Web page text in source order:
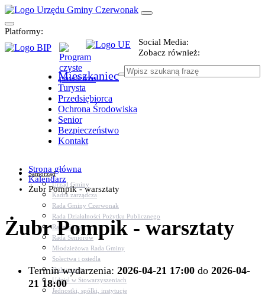
Platformy:
Social Media:
Zobacz również:
Mieszkaniec
Turysta
Przedsiębiorca
Ochrona Środowiska
Senior
Bezpieczeństwo
Kontakt
Samorząd
Urząd Gminy
Kadra zarządcza
Rada Gminy Czerwonak
Rada Działalności Pożytku Publicznego
Rada Sportu
Rada Seniorów
Młodzieżowa Rada Gminy
Sołectwa i osiedla
Dokumenty
Udział w Stowarzyszeniach
Jednostki, spółki, instytucje
Strona główna
Kalendarz
Żubr Pompik - warsztaty
Żubr Pompik - warsztaty
Termin wydarzenia: 2026-04-21 17:00 do 2026-04-
21 18:00